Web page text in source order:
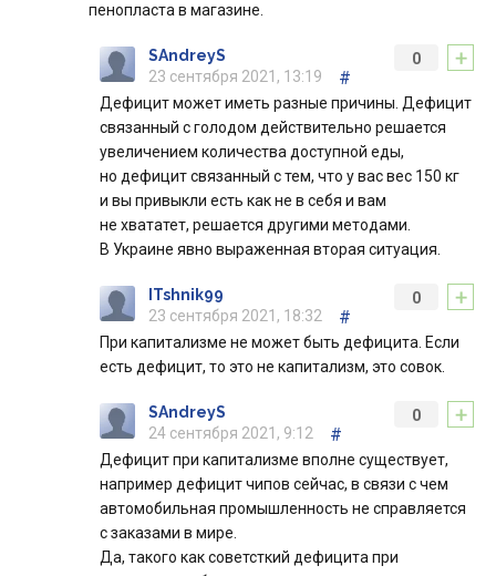
пенопласта в магазине.
+
0
SAndreyS
23 сентября 2021, 13:19
#
Дефицит может иметь разные причины. Дефицит
связанный с голодом действительно решается
увеличением количества доступной еды,
но дефицит связанный с тем, что у вас вес 150 кг
и вы привыкли есть как не в себя и вам
не хвататет, решается другими методами.
В Украине явно выраженная вторая ситуация.
+
0
ITshnik99
23 сентября 2021, 18:32
#
При капитализме не может быть дефицита. Если
есть дефицит, то это не капитализм, это совок.
+
0
SAndreyS
24 сентября 2021, 9:12
#
Дефицит при капитализме вполне существует,
например дефицит чипов сейчас, в связи с чем
автомобильная промышленность не справляется
с заказами в мире.
Да, такого как советсткий дефицита при